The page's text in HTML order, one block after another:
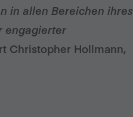
in allen Bereichen ihres
engagierter
Christopher Hollmann,